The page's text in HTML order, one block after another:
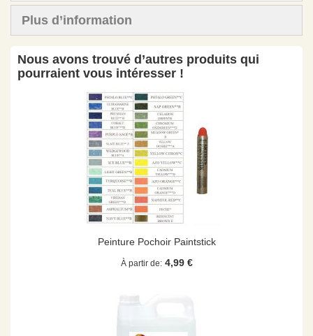
Plus d’information
Nous avons trouvé d’autres produits qui
pourraient vous intéresser !
Peinture Pochoir Paintstick
À partir de 4,99 €